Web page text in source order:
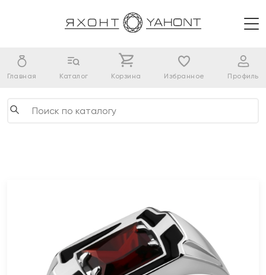
Главная Каталог Корзина Избранное Профиль